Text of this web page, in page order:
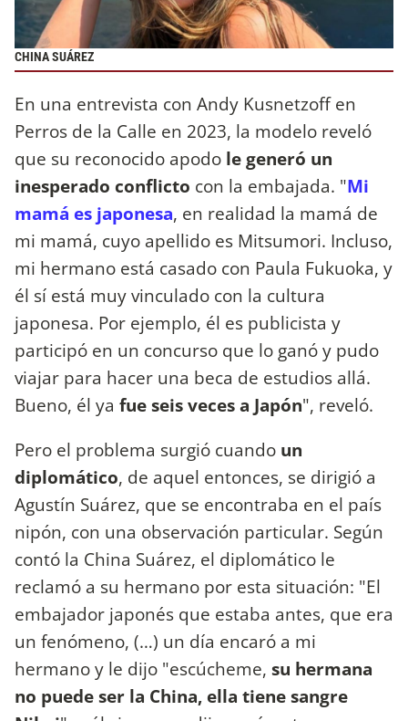
CHINA SUÁREZ
En una entrevista con Andy Kusnetzoff en
Perros de la Calle en 2023, la modelo reveló
que su reconocido apodo le generó un
inesperado conflicto con la embajada. "Mi
mamá es japonesa, en realidad la mamá de
mi mamá, cuyo apellido es Mitsumori. Incluso,
mi hermano está casado con Paula Fukuoka, y
él sí está muy vinculado con la cultura
japonesa. Por ejemplo, él es publicista y
participó en un concurso que lo ganó y pudo
viajar para hacer una beca de estudios allá.
Bueno, él ya fue seis veces a Japón", reveló.
Pero el problema surgió cuando un
diplomático, de aquel entonces, se dirigió a
Agustín Suárez, que se encontraba en el país
nipón, con una observación particular. Según
contó la China Suárez, el diplomático le
reclamó a su hermano por esta situación: "El
embajador japonés que estaba antes, que era
un fenómeno, (…) un día encaró a mi
hermano y le dijo "escúcheme, su hermana
no puede ser la China, ella tiene sangre